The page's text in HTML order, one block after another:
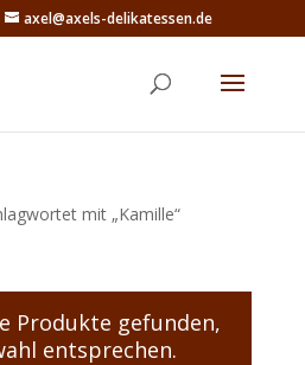
axel@axels-delikatessen.de
mit „Kamille“
Produkte gefunden,
entsprechen.